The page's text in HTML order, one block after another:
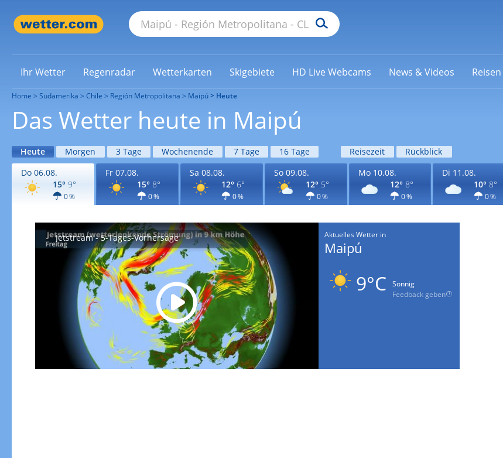
Ihr Wetter Regenradar Wetterkarten Skigebiete HD Live Webcams News & Videos
Home Südamerika Chile Región Metropolitana Maipú Heute
Das Wetter heute in Maipú
Heute Morgen 3 Tage Wochenende 7 Tage 16 Tage Reisezeit
Rückblick
Do 06.08.
15° 9°
0 %
Fr 07.08.
15° 8°
0 %
Sa 08.08.
12° 6°
0 %
So 09.08.
12° 5°
0 %
Mo 10.08.
12° 8°
0 %
Di 11.08.
10° 8°
0 %
Jetstream - 5-Tages-Vorhersage Aktuelles Wetter in
Maipú
9°C
Sonnig
Feedback geben